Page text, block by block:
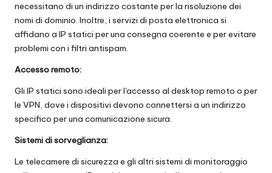
necessitano di un indirizzo costante per la risoluzione dei
nomi di dominio. Inoltre, i servizi di posta elettronica si
affidano a IP statici per una consegna coerente e per evitare
problemi con i filtri antispam.
Accesso remoto:
Gli IP statici sono ideali per l'accesso al desktop remoto o per
le VPN, dove i dispositivi devono connettersi a un indirizzo
specifico per una comunicazione sicura.
Sistemi di sorveglianza:
Le telecamere di sicurezza e gli altri sistemi di monitoraggio